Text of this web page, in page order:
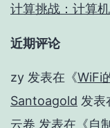
计算挑战：计算
近期评论
zy 发表在《WiFi
Santoagold 发表
云卷 发表在《自